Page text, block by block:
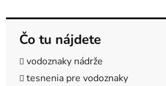
Čo tu nájdete
vodoznaky nádrže
tesnenia pre vodoznaky